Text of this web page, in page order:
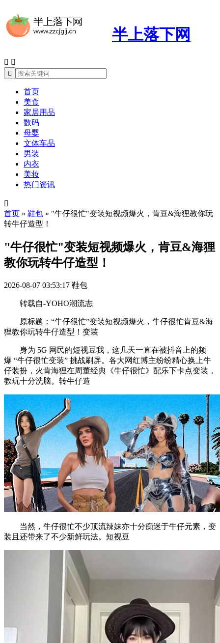
半上落下网
 

首页
美食
家居用品
数码
母婴
文体车品
男装
内衣
美妆
热门资讯

首页 » 鞋包 » "牛仔很忙"变装短视频爆火，肯豆&海狸教你玩
转牛仔造型！
"牛仔很忙"变装短视频爆火，肯豆&海狸
教你玩转牛仔造型！
2026-08-07 03:53:17 鞋包
转载自-YOHO潮流志
原标题：“牛仔很忙”变装短视频爆火，牛仔很忙肯豆&海
狸教你玩转牛仔造型！变装
身为 5G 网民的短视豆我，这几天一直在被抖音上的频
爆 “牛仔很忙变装” 挑战刷屏。各大网红博主纷纷精心换上牛
仔装扮，火肯海狸在周董经典《牛仔很忙》配乐下卡点变装，
教玩十分洗脑。转牛仔造
当然，牛仔很忙不少顶流辣妹亦十分痴迷于牛仔元素，变
装且还带来了不少新鲜玩法。短视豆